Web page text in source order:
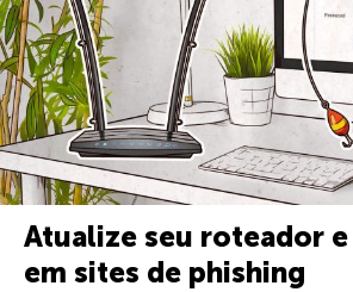
Atualize seu roteador
em sites de phishing